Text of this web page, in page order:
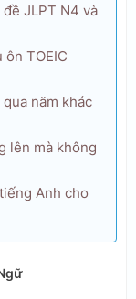
JLPT N4 và
TOEIC
năm khác
lên mà không
Anh cho